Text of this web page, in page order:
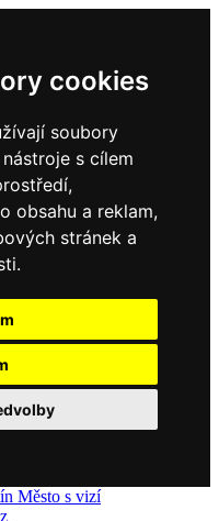
cookies
soubory
s cílem
obsahu a reklam,
stránek a
Město s vizí